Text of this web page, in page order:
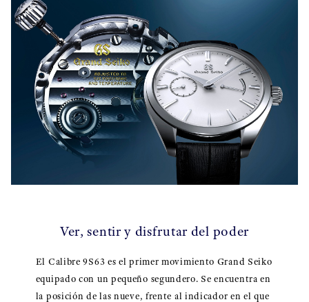
Ver, sentir y disfrutar del poder
El Calibre 9S63 es el primer movimiento Grand Seiko
equipado con un pequeño segundero. Se encuentra en
la posición de las nueve, frente al indicador en el que